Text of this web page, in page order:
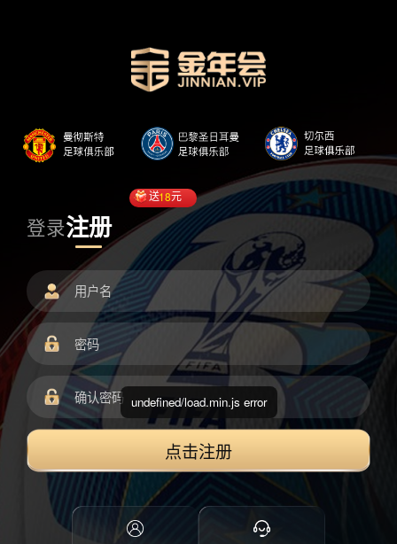
登录注册
送18元
点击注册
undefined/load.min.js error